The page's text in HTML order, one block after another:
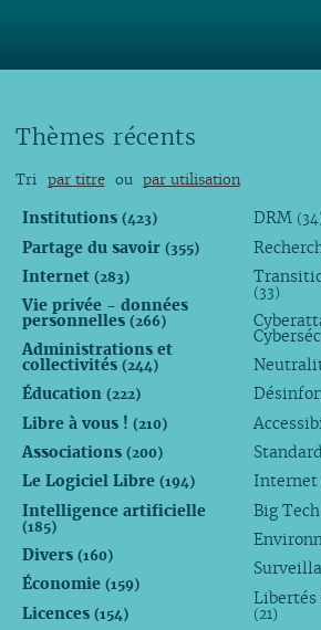
Thèmes récents
Tri par titre ou par utilisation
Institutions (423)
Partage du savoir (355)
Internet (283)
Vie privée - données
personnelles (266)
Administrations et
collectivités (244)
Éducation (222)
Libre à vous ! (210)
Associations (200)
Le Logiciel Libre (194)
Intelligence artificielle
(185)
Divers (160)
Économie (159)
Licences (154)
DRM
(33)
Internet
Big Tech
(21)